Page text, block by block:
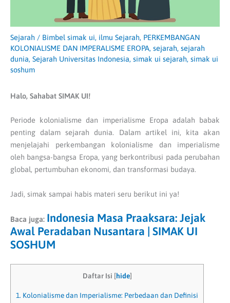
Sejarah / Bimbel simak ui, ilmu Sejarah, PERKEMBANGAN
KOLONIALISME DAN IMPERALISME EROPA, sejarah, sejarah
dunia, Sejarah Universitas Indonesia, simak ui sejarah, simak ui
soshum
Halo, Sahabat SIMAK UI!
Periode kolonialisme dan imperialisme Eropa adalah babak
penting dalam sejarah dunia. Dalam artikel ini, kita akan
menjelajahi perkembangan kolonialisme dan imperialisme
oleh bangsa-bangsa Eropa, yang berkontribusi pada perubahan
global, pertumbuhan ekonomi, dan transformasi budaya.
Jadi, simak sampai habis materi seru berikut ini ya!
Baca juga: Indonesia Masa Praaksara: Jejak
Awal Peradaban Nusantara | SIMAK UI
SOSHUM
Daftar Isi [hide]
1. Kolonialisme dan Imperialisme: Perbedaan dan Definisi